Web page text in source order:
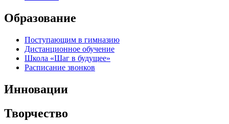
Образование
Поступающим в гимназию
Дистанционное обучение
Школа «Шаг в будущее»
Расписание звонков
Инновации
Творчество